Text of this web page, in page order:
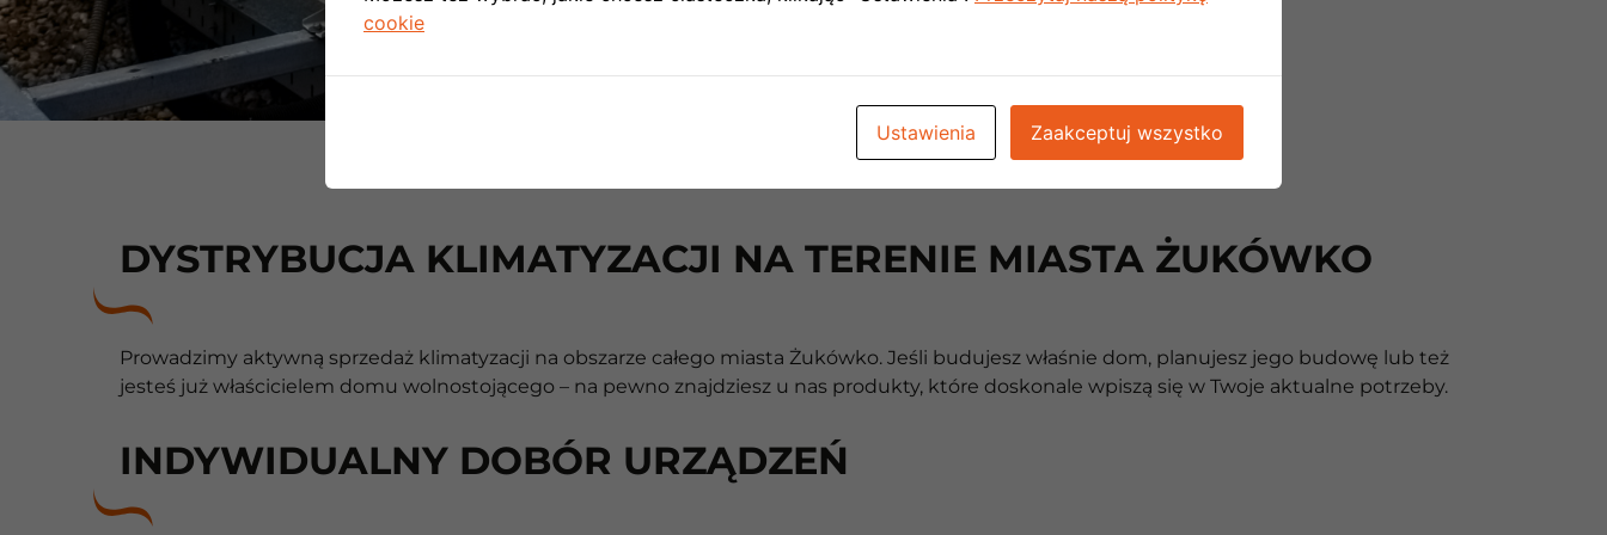
DYSTRYBUCJA KLIMATYZACJI NA TERENIE MIASTA ŻUKÓWKO
Prowadzimy aktywną sprzedaż klimatyzacji na obszarze całego miasta Żukówko. Jeśli budujesz właśnie dom, planujesz jego budowę lub też
jesteś już właścicielem domu wolnostojącego – na pewno znajdziesz u nas produkty, które doskonale wpiszą się w Twoje aktualne potrzeby.
INDYWIDUALNY DOBÓR URZĄDZEŃ
cookie
Ustawienia Zaakceptuj wszystko